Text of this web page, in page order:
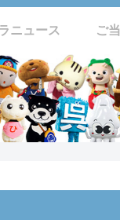
ニュース ご